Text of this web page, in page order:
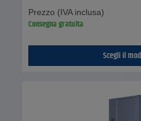
Prezzo (IVA inclusa)
Consegna gratuita
Scegli il